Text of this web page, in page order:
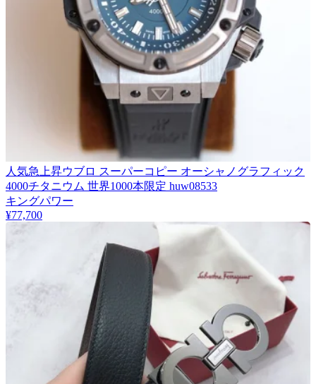
人気急上昇ウブロ スーパーコピー オーシャノグラフィック
4000チタニウム 世界1000本限定 huw08533
キングパワー
¥77,700